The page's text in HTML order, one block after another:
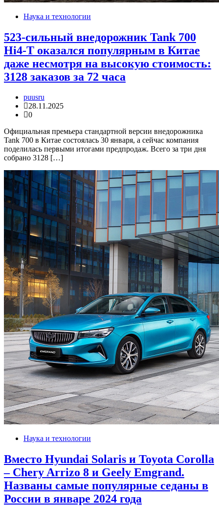
Наука и технологии
523-сильный внедорожник Tank 700
Hi4-T оказался популярным в Китае
даже несмотря на высокую стоимость:
3128 заказов за 72 часа
puusru
28.11.2025
0
Официальная премьера стандартной версии внедорожника
Tank 700 в Китае состоялась 30 января, а сейчас компания
поделилась первыми итогами предпродаж. Всего за три дня
собрано 3128 […]
Наука и технологии
Вместо Hyundai Solaris и Toyota Corolla
– Chery Arrizo 8 и Geely Emgrand.
Названы самые популярные седаны в
России в январе 2024 года